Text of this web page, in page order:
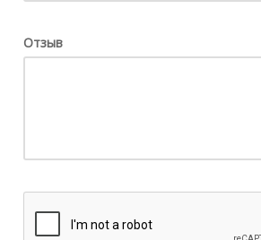
Отзыв